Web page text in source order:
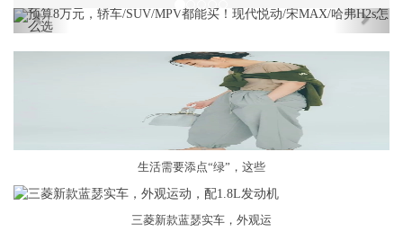
Previous Next
生活需要添点“绿”，这些
三菱新款蓝瑟实车，外观运